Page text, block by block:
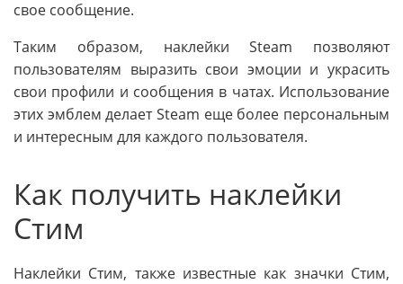
свое сообщение.
Таким образом, наклейки Steam позволяют
пользователям выразить свои эмоции и украсить
свои профили и сообщения в чатах. Использование
этих эмблем делает Steam еще более персональным
и интересным для каждого пользователя.
Как получить наклейки
Стим
Наклейки Стим, также известные как значки Стим,